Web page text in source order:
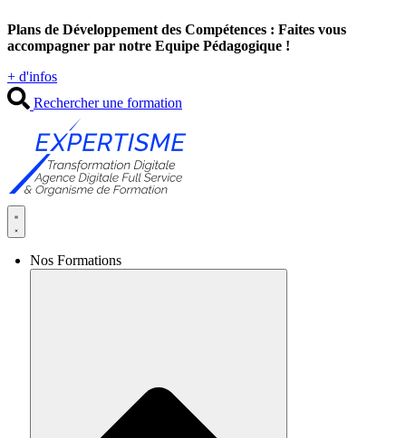
au
contenu
Plans de Développement des Compétences : Faites vous
accompagner par notre Equipe Pédagogique !
+ d'infos
Rechercher une formation
Nos Formations